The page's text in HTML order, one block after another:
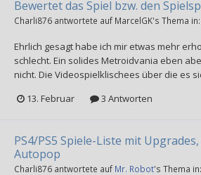
Bewertet das Spiel bzw. den
Charli876 antwortete auf MarcelGK's Thema in:
Ehrlich gesagt habe ich mir etwas mehr
schlecht. Ein solides Metroidvania eben
nicht. Die Videospielklischees über die es
13. Februar
3 Antworten
PS4/PS5 Spiele-Liste mit
Autopop
Charli876 antwortete auf Mr. Robot's Thema in: